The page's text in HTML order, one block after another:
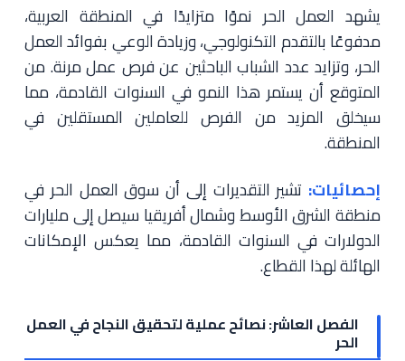
يشهد العمل الحر نموًا متزايدًا في المنطقة العربية،
مدفوعًا بالتقدم التكنولوجي، وزيادة الوعي بفوائد العمل
الحر، وتزايد عدد الشباب الباحثين عن فرص عمل مرنة. من
المتوقع أن يستمر هذا النمو في السنوات القادمة، مما
سيخلق المزيد من الفرص للعاملين المستقلين في
المنطقة.
إحصائيات: تشير التقديرات إلى أن سوق العمل الحر في
منطقة الشرق الأوسط وشمال أفريقيا سيصل إلى مليارات
الدولارات في السنوات القادمة، مما يعكس الإمكانات
الهائلة لهذا القطاع.
الفصل العاشر: نصائح عملية لتحقيق النجاح في العمل
الحر